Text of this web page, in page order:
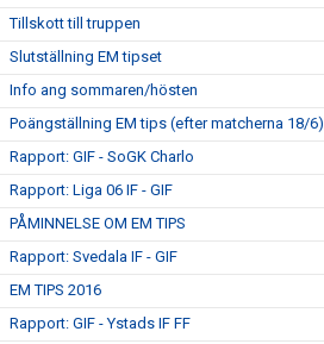
Tillskott till truppen
Slutställning EM tipset
Info ang sommaren/hösten
Poängställning EM tips (efter matcherna 18/6)
Rapport: GIF - SoGK Charlo
Rapport: Liga 06 IF - GIF
PÅMINNELSE OM EM TIPS
Rapport: Svedala IF - GIF
EM TIPS 2016
Rapport: GIF - Ystads IF FF